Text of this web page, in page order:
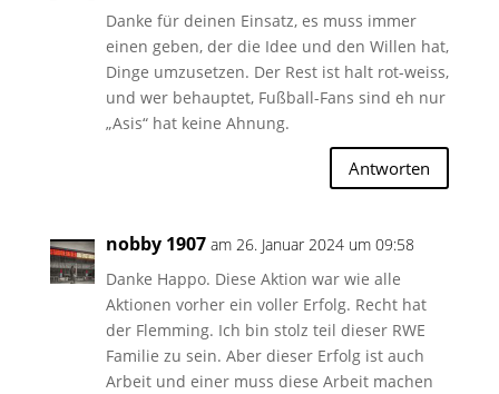
Danke für deinen Einsatz, es muss immer
einen geben, der die Idee und den Willen hat,
Dinge umzusetzen. Der Rest ist halt rot-weiss,
und wer behauptet, Fußball-Fans sind eh nur
„Asis“ hat keine Ahnung.
Antworten
nobby 1907 am 26. Januar 2024 um 09:58
Danke Happo. Diese Aktion war wie alle
Aktionen vorher ein voller Erfolg. Recht hat
der Flemming. Ich bin stolz teil dieser RWE
Familie zu sein. Aber dieser Erfolg ist auch
Arbeit und einer muss diese Arbeit machen